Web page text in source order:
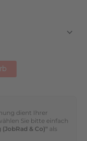
dient Ihrer
Sie bitte einfach
& Co)" als